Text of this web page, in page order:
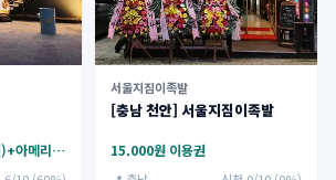
감자칩 250g(페인트캔)+아메리카노 2잔
서울지짐이족발
[충남 천안] 서울지짐이족발
15.000원 이용권